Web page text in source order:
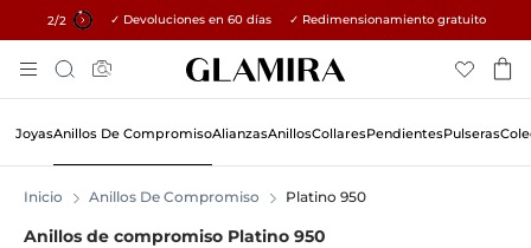
1/2 15% en todos los pedidos →
✓ Devoluciones en 60 días ✓ Redimensionamiento gratuito
To
Content
Búsqueda
JoyasAnillos De CompromisoAlianzasAnillosCollaresPendientesPulseras
Inicio Anillos De Compromiso Platino 950
Anillos de compromiso Platino 950